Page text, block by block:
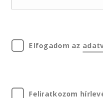
Elfogadom az
Feliratkozom